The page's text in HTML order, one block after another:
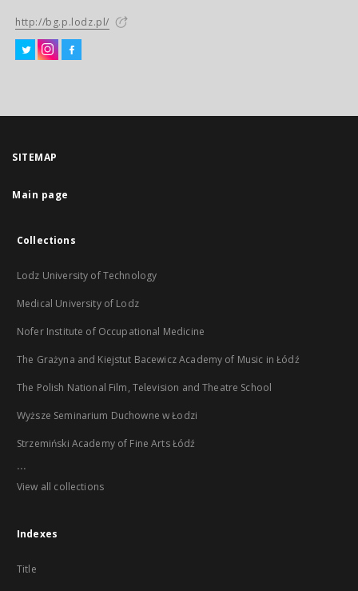
http://bg.p.lodz.pl/
SITEMAP
Main page
Collections
Lodz University of Technology
Medical University of Lodz
Nofer Institute of Occupational Medicine
The Grażyna and Kiejstut Bacewicz Academy of Music in Łódź
The Polish National Film, Television and Theatre School
Wyższe Seminarium Duchowne w Łodzi
Strzemiński Academy of Fine Arts Łódź
...
View all collections
Indexes
Title